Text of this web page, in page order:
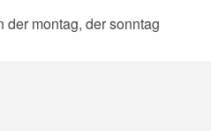
montag, der sonntag